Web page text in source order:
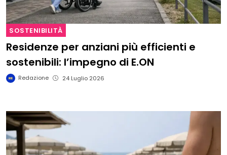
SOSTENIBILITÀ
Residenze per anziani più efficienti e
sostenibili: l’impegno di E.ON
Redazione 24 Luglio 2026